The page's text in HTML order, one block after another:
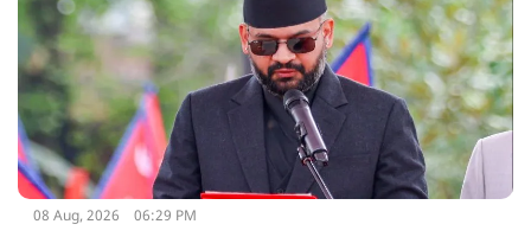
08 Aug, 2026 06:29 PM